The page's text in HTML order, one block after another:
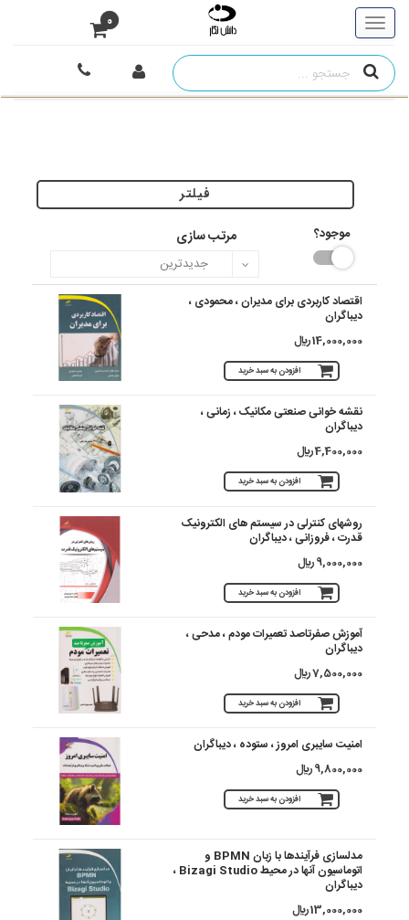
0
فیلتر
موجود؟ مرتب سازی
اقتصاد کاربردی برای مدیران ، محمودی ،
دیباگران
14,000,000 ريال
افزودن به سبد خرید
نقشه خوانی صنعتی مکانیک ، زمانی ،
دیباگران
4,400,000 ريال
افزودن به سبد خرید
روشهای کنترلی در سیستم های الکترونیک
قدرت ، فروزانی ، دیباگران
9,000,000 ريال
افزودن به سبد خرید
آموزش صفرتاصد تعمیرات مودم ، مدحی ،
دیباگران
7,500,000 ريال
افزودن به سبد خرید
امنیت سایبری امروز ، ستوده ، دیباگران
9,800,000 ريال
افزودن به سبد خرید
مدلسازی فرآیندها با زبان BPMN و
اتوماسیون آنها در محیط Bizagi Studio ،
دیباگران
13,000,000 ريال